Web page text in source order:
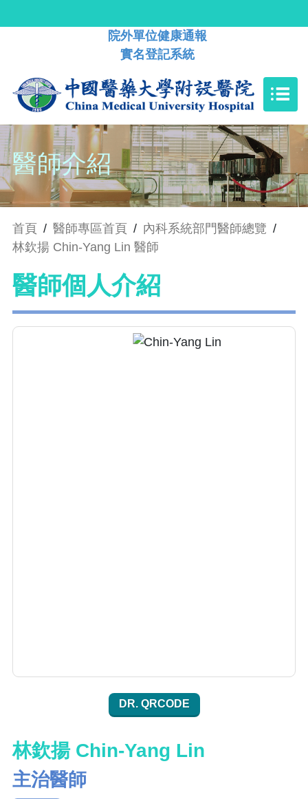
院外單位健康通報
實名登記系統
醫師介紹
首頁 / 醫師專區首頁 / 內科系統部門醫師總覽 /
林欽揚 Chin-Yang Lin 醫師
醫師個人介紹
DR. QRCODE
林欽揚 Chin-Yang Lin
主治醫師